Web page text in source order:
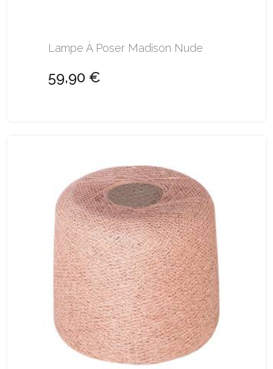
Lampe À Poser Madison Nude
59,90 €